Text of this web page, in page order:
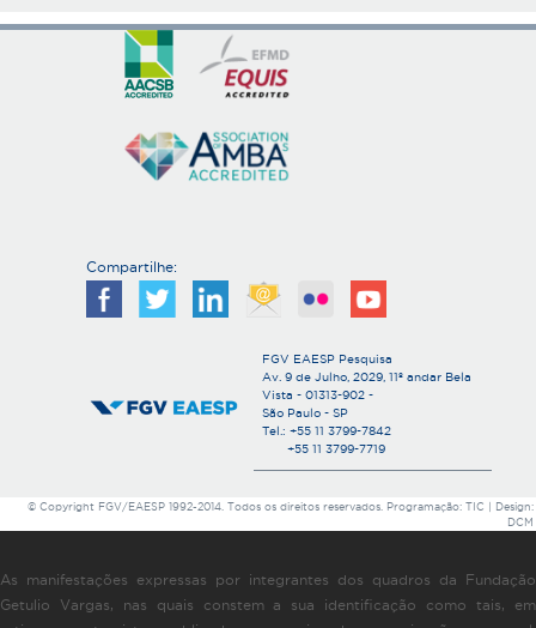
Compartilhe:
FGV EAESP Pesquisa
Av. 9 de Julho, 2029, 11º andar Bela
Vista - 01313-902 -
São Paulo - SP
Tel.: +55 11 3799-7842
+55 11 3799-7719
© Copyright FGV/EAESP 1992-2014. Todos os direitos reservados. Programação: TIC | Design:
DCM
As manifestações expressas por integrantes dos quadros da Fundação
Getulio Vargas, nas quais constem a sua identificação como tais, em